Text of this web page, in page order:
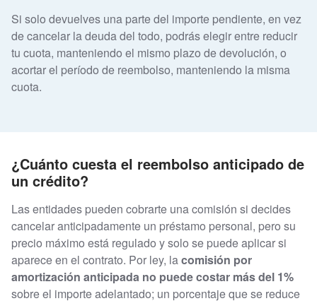
Si solo devuelves una parte del importe pendiente, en vez
de cancelar la deuda del todo, podrás elegir entre reducir
tu cuota, manteniendo el mismo plazo de devolución, o
acortar el período de reembolso, manteniendo la misma
cuota.​​​​​​​
¿Cuánto cuesta el reembolso anticipado de
un crédito?
Las entidades pueden cobrarte una comisión si decides
cancelar anticipadamente un préstamo personal, pero su
precio máximo está regulado y solo se puede aplicar si
aparece en el contrato. Por ley, lacomisión por
amortización anticipada no puede costar más del 1%
sobre el importe adelantado; un porcentaje que se reduce